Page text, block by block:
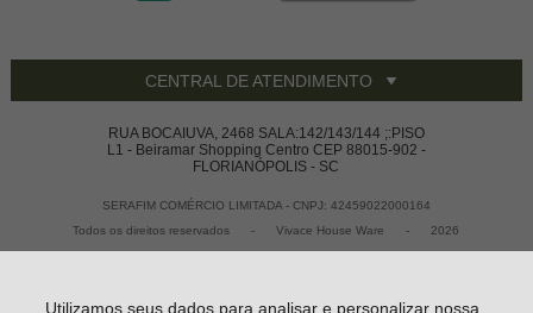
Utilizamos seus dados para analisar e personalizar nossa
CENTRAL DE ATENDIMENTO
RUA BOCAIUVA, 2468 SALA:142/143/144 ;:PISO
L1 - Beiramar Shopping Centro CEP 88015-902 -
FLORIANÓPOLIS - SC
SERAFIM COMÉRCIO LIMITADA - CNPJ: 42459022000164
Todos os direitos reservados
- Vivace House Ware - 2026